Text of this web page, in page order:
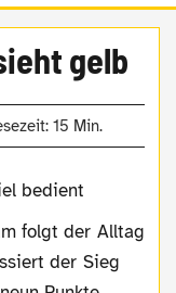
gelb
15 Min.
folgt der Alltag
der Sieg